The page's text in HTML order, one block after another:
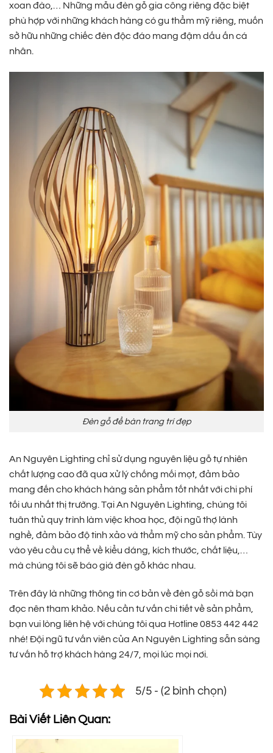
xoan đào,… Những mẫu đèn gỗ gia công riêng đặc biệt
phù hợp với những khách hàng có gu thẩm mỹ riêng, muốn
sở hữu những chiếc đèn độc đáo mang đậm dấu ấn cá
nhân.
Đèn gỗ để bàn trang trí đẹp
An Nguyên Lighting chỉ sử dụng nguyên liệu gỗ tự nhiên
chất lượng cao đã qua xử lý chống mối mọt, đảm bảo
mang đến cho khách hàng sản phẩm tốt nhất với chi phí
tối ưu nhất thị trường. Tại An Nguyên Lighting, chúng tôi
tuân thủ quy trình làm việc khoa học, đội ngũ thợ lành
nghề, đảm bảo độ tinh xảo và thẩm mỹ cho sản phẩm. Tùy
vào yêu cầu cụ thể về kiểu dáng, kích thước, chất liệu,…
mà chúng tôi sẽ báo giá đèn gỗ khác nhau.
Trên đây là những thông tin cơ bản về đèn gỗ sồi mà bạn
đọc nên tham khảo. Nếu cần tư vấn chi tiết về sản phẩm,
bạn vui lòng liên hệ với chúng tôi qua Hotline 0853 442 442
nhé! Đội ngũ tư vấn viên của An Nguyên Lighting sẵn sàng
tư vấn hỗ trợ khách hàng 24/7, mọi lúc mọi nơi.
5/5 - (2 bình chọn)
Bài Viết Liên Quan: